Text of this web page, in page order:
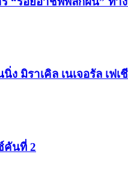
ง มิราเคิล เนเจอรัล เฟเ
คันที่ 2